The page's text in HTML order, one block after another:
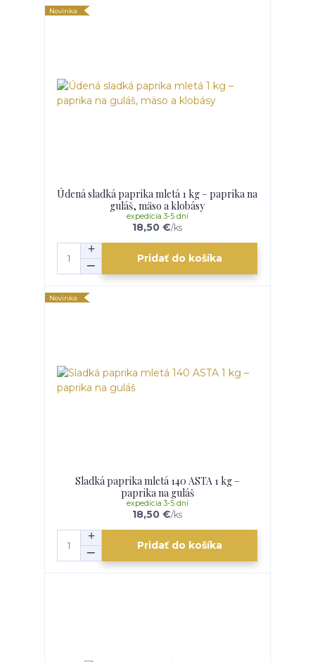
Novinka
Údená sladká paprika mletá 1 kg – paprika na
guláš, mäso a klobásy
18,50 €/ks
expedícia 3-5 dní
Pridať do košíka
Novinka
Sladká paprika mletá 140 ASTA 1 kg –
paprika na guláš
18,50 €/ks
expedícia 3-5 dní
Pridať do košíka